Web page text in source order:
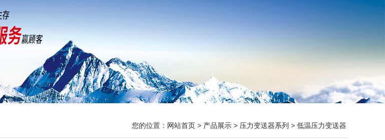
您的位置： 网站首页 > 产品展示 > 压力变送器系列 > 低温压力变送器